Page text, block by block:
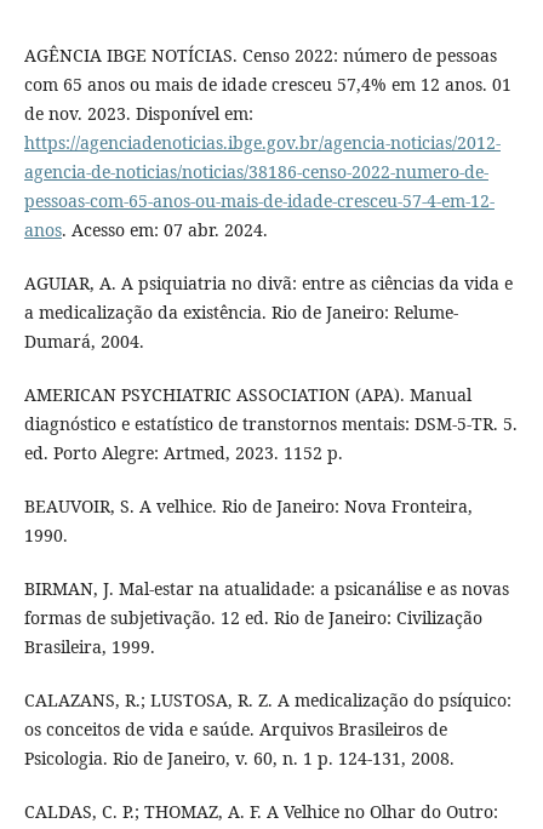
AGÊNCIA IBGE NOTÍCIAS. Censo 2022: número de pessoas
com 65 anos ou mais de idade cresceu 57,4% em 12 anos. 01
de nov. 2023. Disponível em:
https://agenciadenoticias.ibge.gov.br/agencia-noticias/2012-
agencia-de-noticias/noticias/38186-censo-2022-numero-de-
pessoas-com-65-anos-ou-mais-de-idade-cresceu-57-4-em-12-
anos. Acesso em: 07 abr. 2024.
AGUIAR, A. A psiquiatria no divã: entre as ciências da vida e
a medicalização da existência. Rio de Janeiro: Relume-
Dumará, 2004.
AMERICAN PSYCHIATRIC ASSOCIATION (APA). Manual
diagnóstico e estatístico de transtornos mentais: DSM-5-TR. 5.
ed. Porto Alegre: Artmed, 2023. 1152 p.
BEAUVOIR, S. A velhice. Rio de Janeiro: Nova Fronteira,
1990.
BIRMAN, J. Mal-estar na atualidade: a psicanálise e as novas
formas de subjetivação. 12 ed. Rio de Janeiro: Civilização
Brasileira, 1999.
CALAZANS, R.; LUSTOSA, R. Z. A medicalização do psíquico:
os conceitos de vida e saúde. Arquivos Brasileiros de
Psicologia. Rio de Janeiro, v. 60, n. 1 p. 124-131, 2008.
CALDAS, C. P.; THOMAZ, A. F. A Velhice no Olhar do Outro: